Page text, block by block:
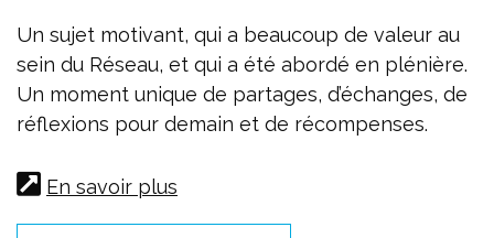
Un sujet motivant, qui a beaucoup de valeur au
sein du Réseau, et qui a été abordé en plénière.
Un moment unique de partages, d’échanges, de
réflexions pour demain et de récompenses.
En savoir plus